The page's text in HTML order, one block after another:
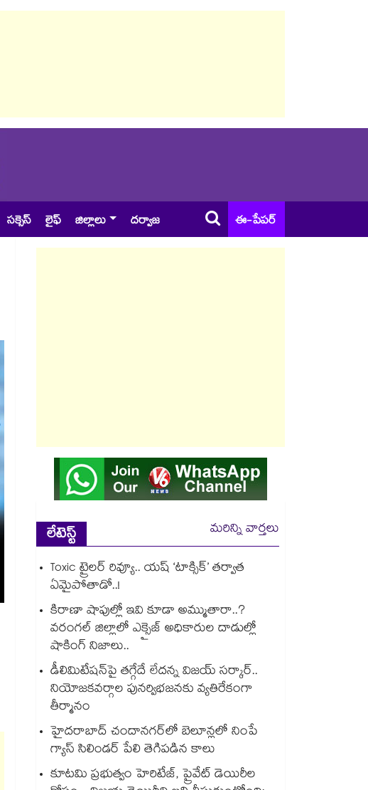
సక్సెస్ లైఫ్ జిల్లాలు దర్వాజ ఈ-పేపర్
లేటెస్ట్
మరిన్ని వార్తలు
Toxic ట్రైలర్ రివ్యూ.. యష్ ‘టాక్సిక్’ తర్వాత
ఏమైపోతాడో..!
కిరాణా షాపుల్లో ఇవి కూడా అమ్ముతారా..?
వరంగల్ జిల్లాలో ఎక్సైజ్ అధికారుల దాడుల్లో
షాకింగ్ నిజాలు..
డీలిమిటేషన్‎పై తగ్గేదే లేదన్న విజయ్ సర్కార్..
నియోజకవర్గాల పునర్విభజనకు వ్యతిరేకంగా
తీర్మానం
హైదరాబాద్⁪ చందానగర్⁫లో బెలూన్లలో నింపే
గ్యాస్ సిలిండర్ పేలి తెగిపడిన కాలు
కూటమి ప్రభుత్వం హెరిటేజ్, ప్రైవేట్ డెయిరీల